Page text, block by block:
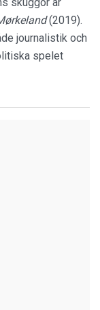
(2019).
journalistik och
spelet